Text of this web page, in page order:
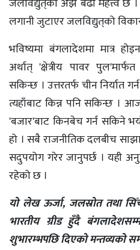
जलविद्युत्‌को अझ बढी महत्त्व छ
लगानी जुटाएर जलविद्युत्‌को विकास
भविष्यमा बंगलादेशमा मात्र
अर्थात् 'क्षेत्रीय पावर
सकिन्छ । उत्तरतर्फ चीन निर्यात
त्यहाँबाट किन्न पनि सकिन्छ ।
'बजार'बाट किनबेच गर्न सकिने
हो । सबै राजनीतिक दलबीच साझा
सदुपयोग गरेर जानुपर्छ । यही
रहेको छ ।
यो लेख ऊर्जा, जलस्रोत तथा
भारतीय ग्रीड हुँदै
शुभारम्भपछि दिएको मन्तव्यको